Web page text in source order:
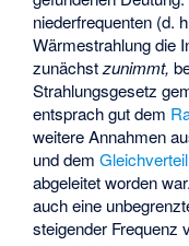
niederfrequenten (d.
Wärmestrahlung die
zunächstzunimmt,
Strahlungsgesetz
entsprach gut dem
weitere Annahmen
und dem
abgeleitet worden
auch eine
steigender Frequenz